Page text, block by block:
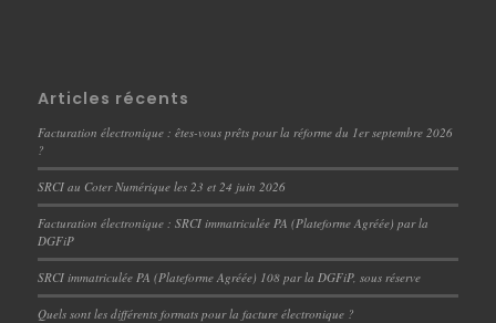
Articles récents
Facturation électronique : êtes-vous prêts pour la réforme du 1er septembre 2026
?
SRCI au Coter Numérique les 23 et 24 juin 2026
Facturation électronique : SRCI immatriculée PA (Plateforme Agréée) par la
DGFiP
SRCI immatriculée PA (Plateforme Agréée) 108 par la DGFiP, sous réserve
Quels sont les différents formats pour la facture électronique ?